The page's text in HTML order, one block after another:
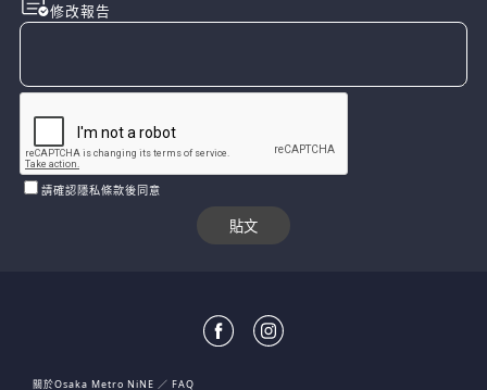
修改報告
請確認隱私條款後同意
關於Osaka Metro NiNE FAQ